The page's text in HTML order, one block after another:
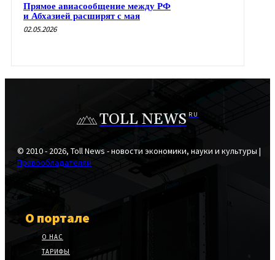
Прямое авиасообщение между РФ
и Абхазией расширят с мая
02.05.2026
TOLL NEWS RU
© 2010 - 2026, Toll News - новости экономики, науки и культуры |
Правообладателям
О портале
О НАС
ТАРИФЫ